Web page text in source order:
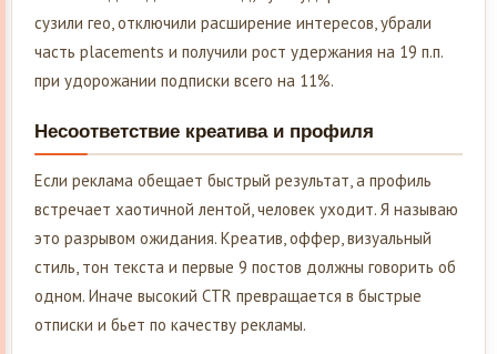
сузили гео, отключили расширение интересов, убрали
часть placements и получили рост удержания на 19 п.п.
при удорожании подписки всего на 11%.
Несоответствие креатива и профиля
Если реклама обещает быстрый результат, а профиль
встречает хаотичной лентой, человек уходит. Я называю
это разрывом ожидания. Креатив, оффер, визуальный
стиль, тон текста и первые 9 постов должны говорить об
одном. Иначе высокий CTR превращается в быстрые
отписки и бьет по качеству рекламы.